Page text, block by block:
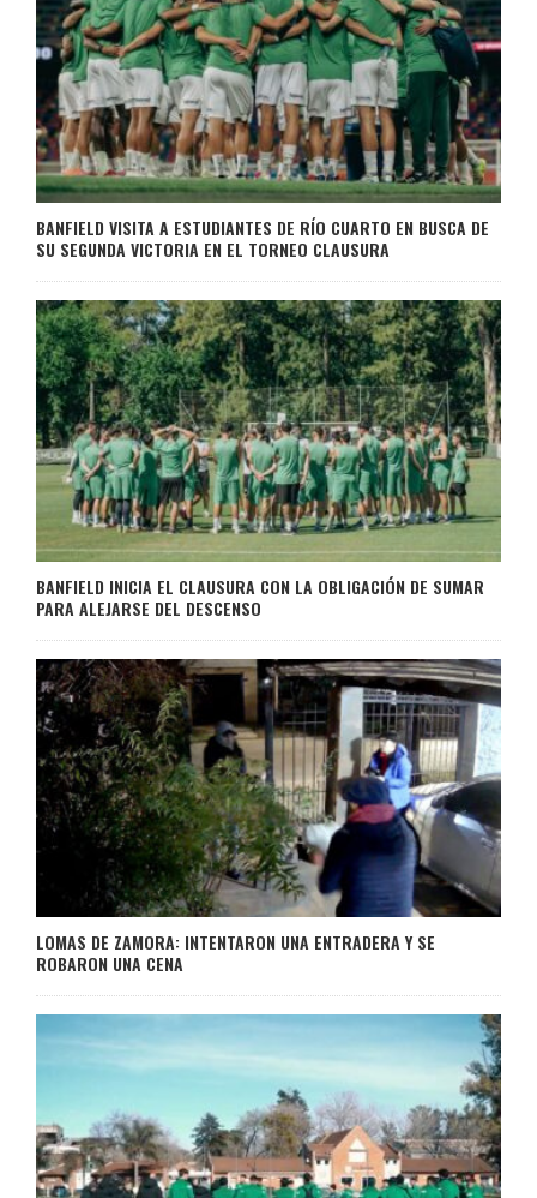
BANFIELD VISITA A ESTUDIANTES DE RÍO CUARTO EN BUSCA DE
SU SEGUNDA VICTORIA EN EL TORNEO CLAUSURA
BANFIELD INICIA EL CLAUSURA CON LA OBLIGACIÓN DE SUMAR
PARA ALEJARSE DEL DESCENSO
LOMAS DE ZAMORA: INTENTARON UNA ENTRADERA Y SE
ROBARON UNA CENA